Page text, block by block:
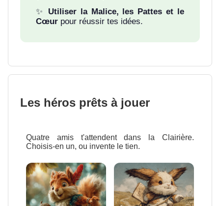
✨
Utiliser la Malice, les Pattes et le
Cœur pour réussir tes idées.
Les héros prêts à jouer
Quatre amis t'attendent dans la Clairière.
Choisis-en un, ou invente le tien.